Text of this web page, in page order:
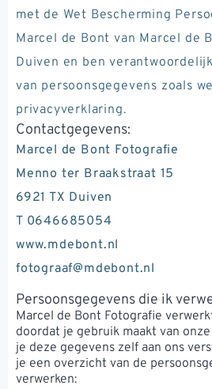
met de Wet Bescherming
Marcel de Bont van Marcel de
Duiven en ben
van persoonsgegevens zoals
privacyverklaring.
Contactgegevens:
Marcel de Bont Fotografie
Menno ter Braakstraat 15
6921 TX Duiven
T 0646685054
www.mdebont.nl
fotograaf@mdebont.nl
Persoonsgegevens die ik
Marcel de Bont Fotografie
doordat je gebruik maakt van
je deze gegevens zelf aan ons
je een overzicht van de
verwerken: